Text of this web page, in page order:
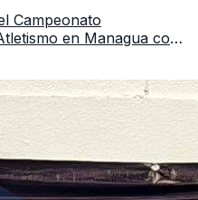
Campeonato
en Managua con